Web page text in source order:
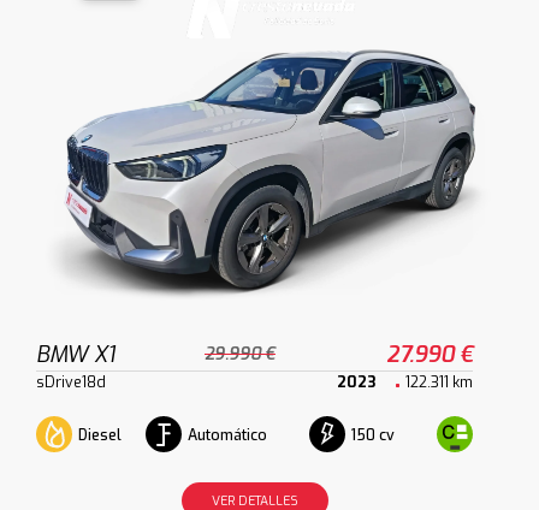
BMW X1 29.990 € 27.990 €
sDrive18d 2023 122.311 km
Diesel Automático 150 cv
VER DETALLES